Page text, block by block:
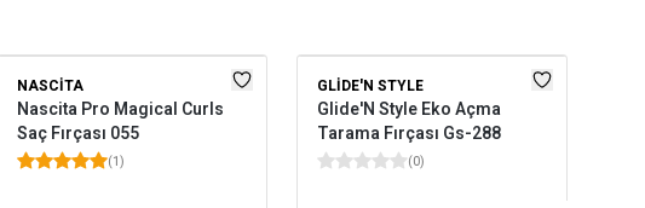
NASCITA
Nascita Pro Magical Curls
Saç Fırçası 055
(1)
GLIDE'N STYLE
Glide'N Style Eko Açma
Tarama Fırçası Gs-288
(0)